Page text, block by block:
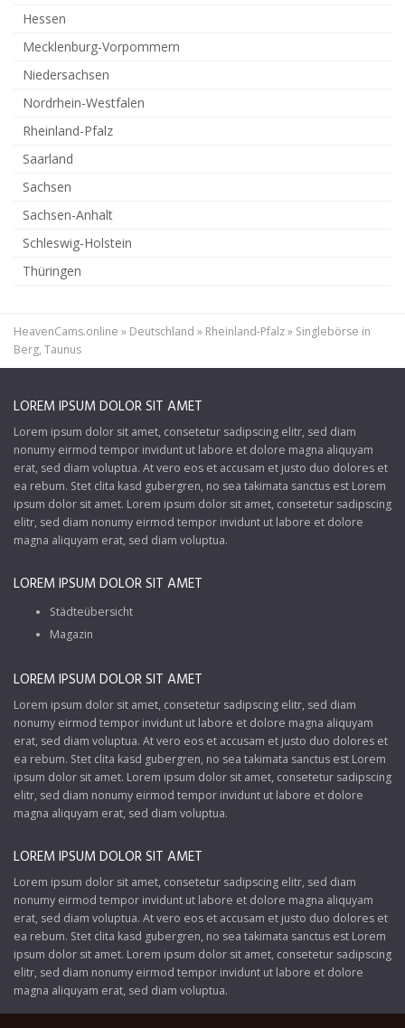
Hessen
Mecklenburg-Vorpommern
Niedersachsen
Nordrhein-Westfalen
Rheinland-Pfalz
Saarland
Sachsen
Sachsen-Anhalt
Schleswig-Holstein
Thüringen
HeavenCams.online » Deutschland » Rheinland-Pfalz» Singlebörse in
Berg, Taunus
LOREM IPSUM DOLOR SIT AMET
Lorem ipsum dolor sit amet, consetetur sadipscing elitr, sed diam
nonumy eirmod tempor invidunt ut labore et dolore magna aliquyam
erat, sed diam voluptua. At vero eos et accusam et justo duo dolores et
ea rebum. Stet clita kasd gubergren, no sea takimata sanctus est Lorem
ipsum dolor sit amet. Lorem ipsum dolor sit amet, consetetur sadipscing
elitr, sed diam nonumy eirmod tempor invidunt ut labore et dolore
magna aliquyam erat, sed diam voluptua.
LOREM IPSUM DOLOR SIT AMET
Städteübersicht
Magazin
LOREM IPSUM DOLOR SIT AMET
Lorem ipsum dolor sit amet, consetetur sadipscing elitr, sed diam
nonumy eirmod tempor invidunt ut labore et dolore magna aliquyam
erat, sed diam voluptua. At vero eos et accusam et justo duo dolores et
ea rebum. Stet clita kasd gubergren, no sea takimata sanctus est Lorem
ipsum dolor sit amet. Lorem ipsum dolor sit amet, consetetur sadipscing
elitr, sed diam nonumy eirmod tempor invidunt ut labore et dolore
magna aliquyam erat, sed diam voluptua.
LOREM IPSUM DOLOR SIT AMET
Lorem ipsum dolor sit amet, consetetur sadipscing elitr, sed diam
nonumy eirmod tempor invidunt ut labore et dolore magna aliquyam
erat, sed diam voluptua. At vero eos et accusam et justo duo dolores et
ea rebum. Stet clita kasd gubergren, no sea takimata sanctus est Lorem
ipsum dolor sit amet. Lorem ipsum dolor sit amet, consetetur sadipscing
elitr, sed diam nonumy eirmod tempor invidunt ut labore et dolore
magna aliquyam erat, sed diam voluptua.